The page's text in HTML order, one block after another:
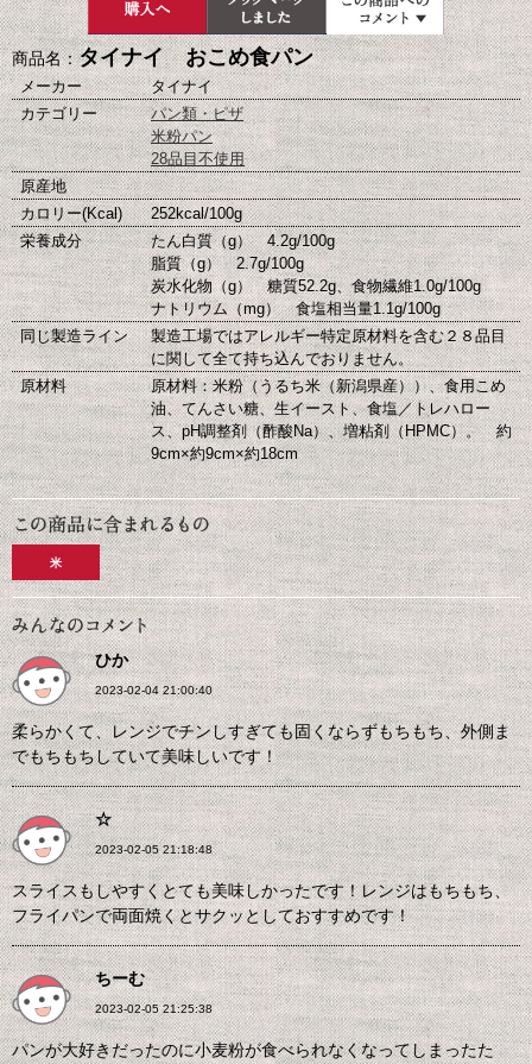
商品名：タイナイ おこめ食パン
メーカー
タイナイ
カテゴリー
パン類・ピザ
米粉パン
28品目不使用
原産地
カロリー(Kcal)
252kcal/100g
栄養成分
たん白質（g） 4.2g/100g
脂質（g） 2.7g/100g
炭水化物（g） 糖質52.2g、食物繊維1.0g/100g
ナトリウム（mg） 食塩相当量1.1g/100g
同じ製造ライン
製造工場ではアレルギー特定原材料を含む２８品目
に関して全て持ち込んでおりません。
原材料
原材料：米粉（うるち米（新潟県産））、食用こめ
油、てんさい糖、生イースト、食塩／トレハロー
ス、pH調整剤（酢酸Na）、増粘剤（HPMC）。 約
9cm×約9cm×約18cm
米
ひか
2023-02-04 21:00:40
柔らかくて、レンジでチンしすぎても固くならずもちもち、外側ま
でもちもちしていて美味しいです！
☆
2023-02-05 21:18:48
スライスもしやすくとても美味しかったです！レンジはもちもち、
フライパンで両面焼くとサクッとしておすすめです！
ちーむ
2023-02-05 21:25:38
パンが大好きだったのに小麦粉が食べられなくなってしまったた